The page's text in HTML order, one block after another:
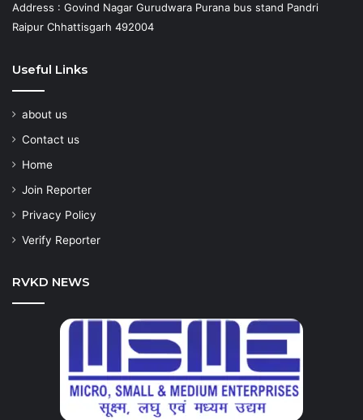
Address : Govind Nagar Gurudwara Purana bus stand Pandri
Raipur Chhattisgarh 492004
Useful Links
about us
Contact us
Home
Join Reporter
Privacy Policy
Verify Reporter
RVKD NEWS